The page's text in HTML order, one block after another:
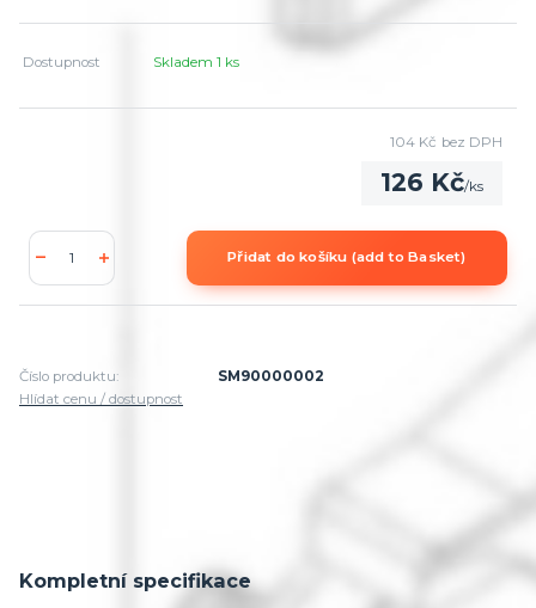
Dostupnost Skladem 1 ks
126 Kč/ks
104 Kč bez DPH
Přidat do košíku (add to Basket)
Číslo produktu:
SM90000002
Hlídat cenu / dostupnost
Kompletní specifikace